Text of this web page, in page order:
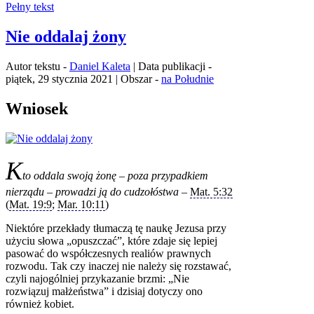
Pełny tekst
Nie oddalaj żony
Autor tekstu - Daniel Kaleta | Data publikacji -
piątek, 29 stycznia 2021 | Obszar - na Południe
Wniosek
Kto oddala swoją żonę – poza przypadkiem
nierządu – prowadzi ją do cudzołóstwa – Mat. 5:32
(Mat. 19:9; Mar. 10:11)
Niektóre przekłady tłumaczą tę naukę Jezusa przy
użyciu słowa „opuszczać”, które zdaje się lepiej
pasować do współczesnych realiów prawnych
rozwodu. Tak czy inaczej nie należy się rozstawać,
czyli najogólniej przykazanie brzmi: „Nie
rozwiązuj małżeństwa” i dzisiaj dotyczy ono
również kobiet.